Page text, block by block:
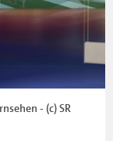
- (c) SR